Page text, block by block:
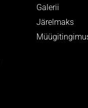
Galerii
Järelmaks